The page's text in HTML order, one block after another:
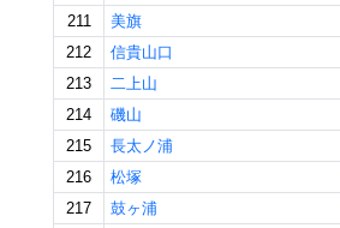
211
美旗
212
信貴山口
213
二上山
214
磯山
215
長太ノ浦
216
松塚
217
鼓ヶ浦